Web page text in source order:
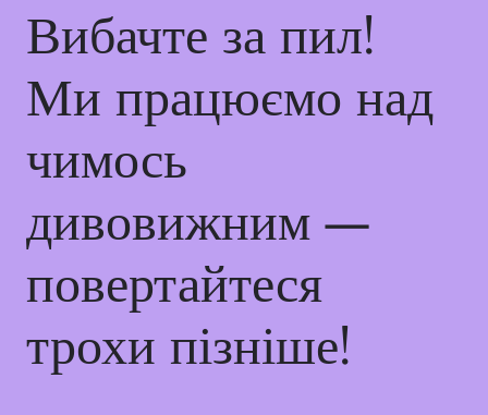
Вибачте за пил!
Ми працюємо над
чимось
дивовижним —
повертайтеся
трохи пізніше!